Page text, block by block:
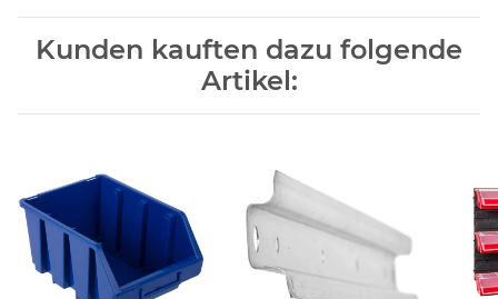
Kunden kauften dazu folgende
Artikel: